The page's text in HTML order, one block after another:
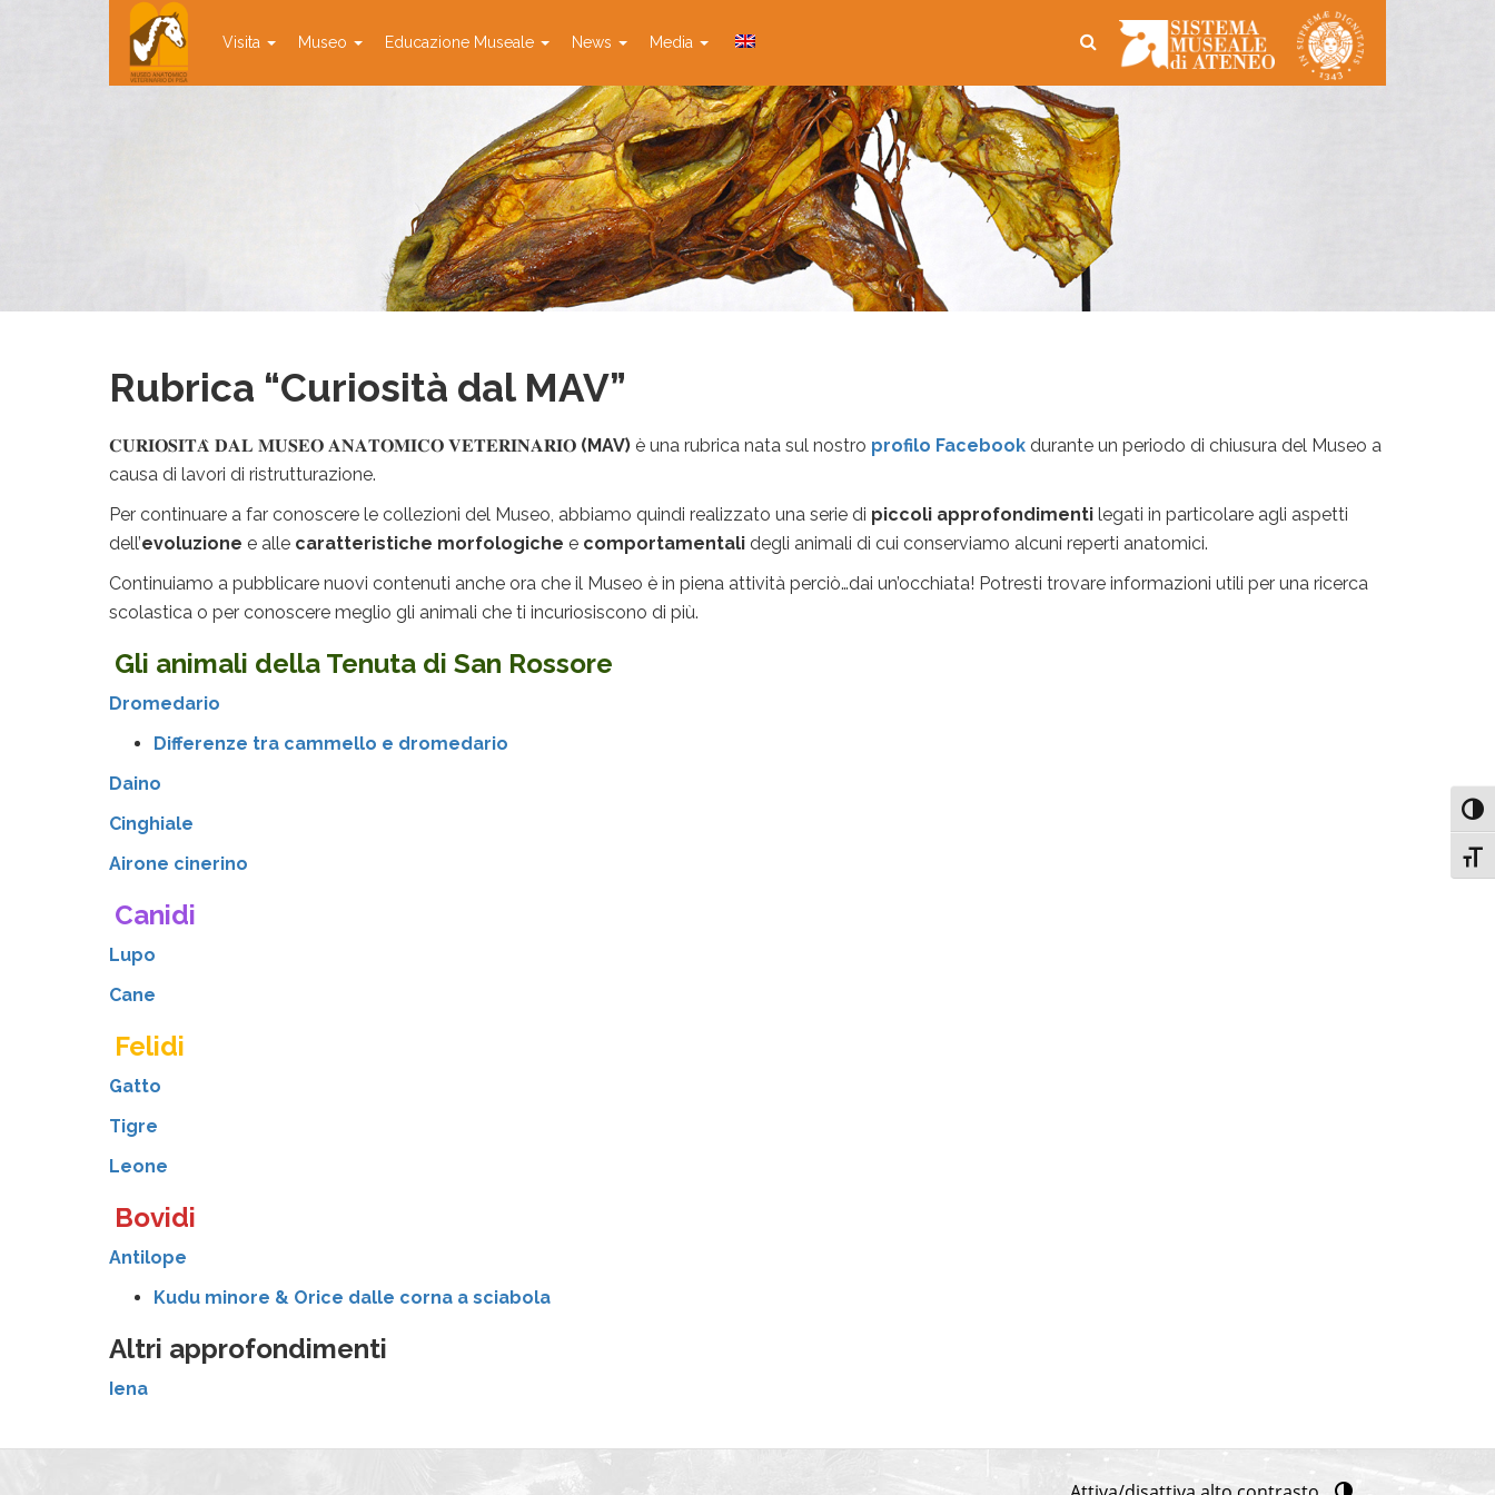
Visita Museo Educazione Museale News Media
Rubrica “Curiosità dal MAV”
𝐂𝐔𝐑𝐈𝐎𝐒𝐈𝐓𝐀̀ 𝐃𝐀𝐋 𝐌𝐔𝐒𝐄𝐎 𝐀𝐍𝐀𝐓𝐎𝐌𝐈𝐂𝐎 𝐕𝐄𝐓𝐄𝐑𝐈𝐍𝐀𝐑𝐈𝐎 (MAV) è una rubrica nata sul nostro profilo Facebook durante un periodo di chiusura del Museo a
causa di lavori di ristrutturazione.
Per continuare a far conoscere le collezioni del Museo, abbiamo quindi realizzato una serie di piccoli approfondimenti legati in particolare agli aspetti
dell’evoluzione e alle caratteristiche morfologiche e comportamentali degli animali di cui conserviamo alcuni reperti anatomici.
Continuiamo a pubblicare nuovi contenuti anche ora che il Museo è in piena attività perciò…dai un’occhiata! Potresti trovare informazioni utili per una ricerca
scolastica o per conoscere meglio gli animali che ti incuriosiscono di più.
Gli animali della Tenuta di San Rossore
Dromedario
Differenze tra cammello e dromedario
Daino
Cinghiale
Airone cinerino
Canidi
Lupo
Cane
Felidi
Gatto
Tigre
Leone
Bovidi
Antilope
Kudu minore & Orice dalle corna a sciabola
Altri approfondimenti
Iena